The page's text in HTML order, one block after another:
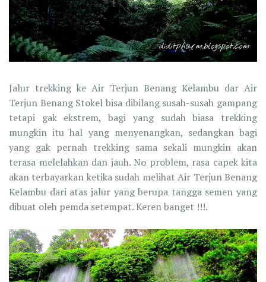
Jalur trekking ke Air Terjun Benang Kelambu dar Air
Terjun Benang Stokel bisa dibilang susah-susah gampang
tetapi gak ekstrem, bagi yang sudah biasa trekking
mungkin itu hal yang menyenangkan, sedangkan bagi
yang gak pernah trekking sama sekali mungkin akan
terasa melelahkan dan jauh. No problem, rasa capek kita
akan terbayarkan ketika sudah melihat Air Terjun Benang
Kelambu dari atas jalur yang berupa tangga semen yang
dibuat oleh pemda setempat. Keren banget !!!.